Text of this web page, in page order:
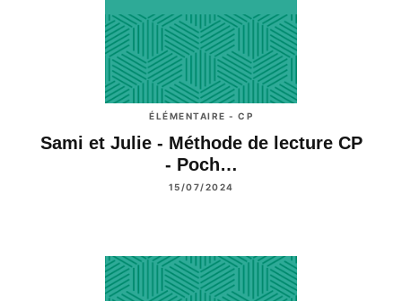
ÉLÉMENTAIRE - CP
Sami et Julie - Méthode de lecture CP
- Poch…
15/07/2024